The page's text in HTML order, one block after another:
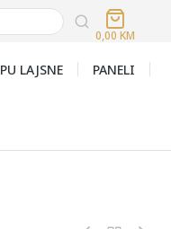
0,00 KM
PU LAJSNE PANELI